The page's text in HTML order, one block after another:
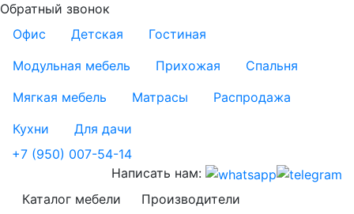
Обратный звонок
Офис Детская
Гостиная
Модульная мебель
Прихожая
Спальня
Мягкая мебель
Матрасы
Распродажа
Кухни
Для дачи
+7 (950) 007-54-14
Написать нам:
Каталог мебели
Производители